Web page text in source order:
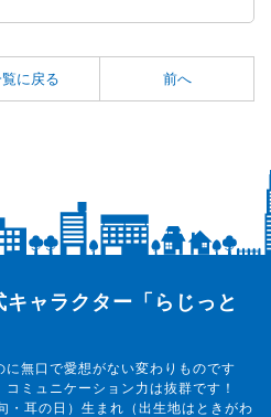
に戻る 前へ
ャラクター「らじっと
に無口で愛想がない変わりものです
ミュニケーション力は抜群です！
・耳の日）生まれ（出生地はときがわ